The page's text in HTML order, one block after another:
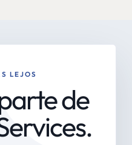
LEJOS
de